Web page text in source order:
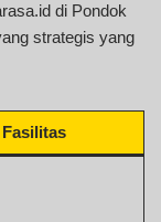
di Pondok
strategis yang
Fasilitas